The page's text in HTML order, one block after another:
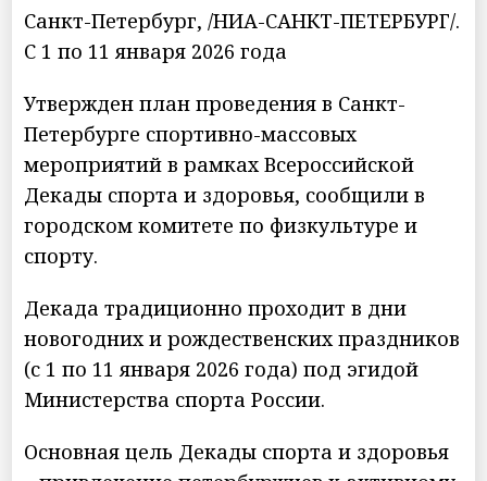
Санкт-Петербург, /НИА-САНКТ-ПЕТЕРБУРГ/.
С 1 по 11 января 2026 года
Утвержден план проведения в Санкт-
Петербурге спортивно-массовых
мероприятий в рамках Всероссийской
Декады спорта и здоровья, сообщили в
городском комитете по физкультуре и
спорту.
Декада традиционно проходит в дни
новогодних и рождественских праздников
(с 1 по 11 января 2026 года) под эгидой
Министерства спорта России.
Основная цель Декады спорта и здоровья